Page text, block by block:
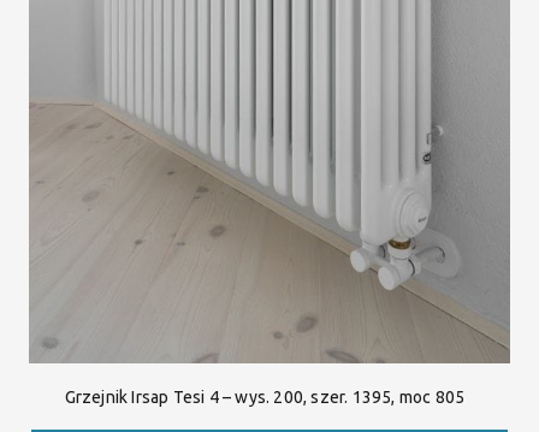
Grzejnik Irsap Tesi 4 – wys. 200, szer. 1395, moc 805